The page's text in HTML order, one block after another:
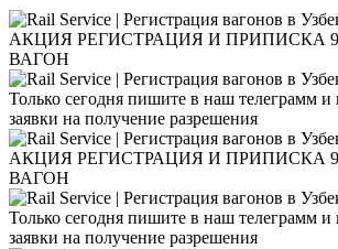
АКЦИЯ РЕГИСТРАЦИЯ И ПРИПИСКА
ВАГОН
Только сегодня пишите в наш телеграмм
заявки на получение разрешения
АКЦИЯ РЕГИСТРАЦИЯ И ПРИПИСКА
ВАГОН
Только сегодня пишите в наш телеграмм
заявки на получение разрешения